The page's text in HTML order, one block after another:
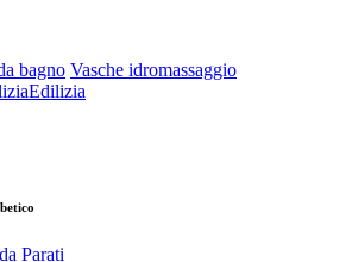
bagno Vasche idromassaggio
Edilizia
Parati